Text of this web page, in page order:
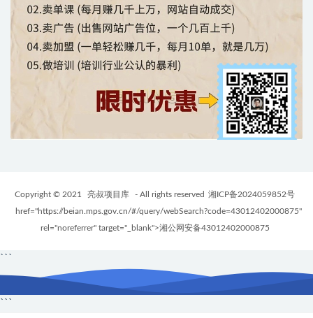
Copyright © 2021 亮叔项目库 - All rights reserved 湘ICP备2024059852号
href="https://beian.mps.gov.cn/#/query/webSearch?code=43012402000875"
rel="noreferrer" target="_blank">湘公网安备43012402000875
```
```